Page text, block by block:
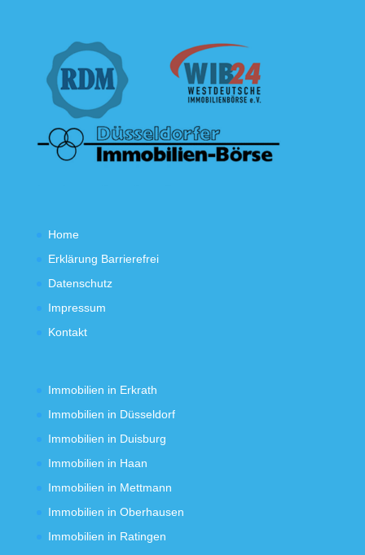
Home
Erklärung Barrierefrei
Datenschutz
Impressum
Kontakt
Immobilien in Erkrath
Immobilien in Düsseldorf
Immobilien in Duisburg
Immobilien in Haan
Immobilien in Mettmann
Immobilien in Oberhausen
Immobilien in Ratingen